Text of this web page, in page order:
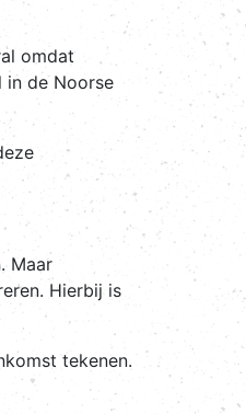
omdat
in de Noorse
Maar
Hierbij is
tekenen.